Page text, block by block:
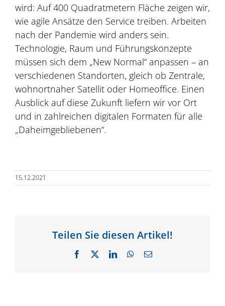
wird: Auf 400 Quadratmetern Fläche zeigen wir,
wie agile Ansätze den Service treiben. Arbeiten
nach der Pandemie wird anders sein.
Technologie, Raum und Führungskonzepte
müssen sich dem „New Normal“ anpassen – an
verschiedenen Standorten, gleich ob Zentrale,
wohnortnaher Satellit oder Homeoffice. Einen
Ausblick auf diese Zukunft liefern wir vor Ort
und in zahlreichen digitalen Formaten für alle
„Daheimgebliebenen“.
15.12.2021
Teilen Sie diesen Artikel!
Facebook LinkedInWhatsApp
E-